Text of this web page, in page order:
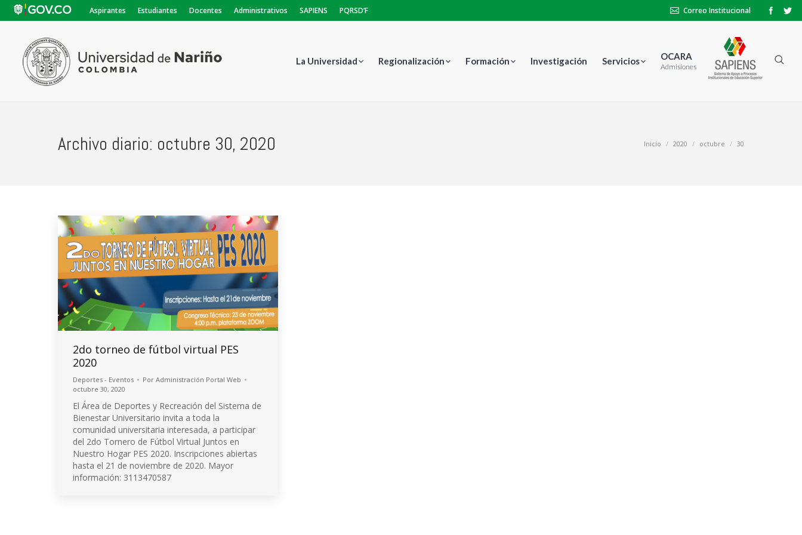
Aspirantes Estudiantes Docentes Administrativos SAPIENS PQRSD’F Correo Institucional
La Universidad Regionalización Formación Investigación Servicios OCARA
Admisiones
Archivo diario: octubre 30, 2020 Inicio 2020 octubre 30
2do torneo de fútbol virtual PES
2020
Deportes - Eventos Por Administración Portal Web
octubre 30, 2020
El Área de Deportes y Recreación del Sistema de
Bienestar Universitario invita a toda la
comunidad universitaria interesada, a participar
del 2do Tornero de Fútbol Virtual Juntos en
Nuestro Hogar PES 2020. Inscripciones abiertas
hasta el 21 de noviembre de 2020. Mayor
información: 3113470587